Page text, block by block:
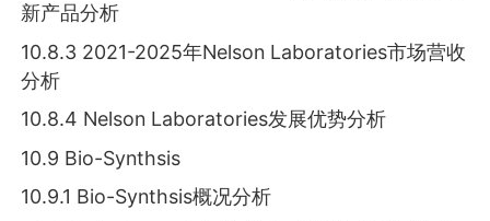
新产品分析
10.8.3 2021-2025年Nelson Laboratories市场营收
分析
10.8.4 Nelson Laboratories发展优势分析
10.9 Bio-Synthsis
10.9.1 Bio-Synthsis概况分析